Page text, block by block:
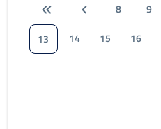
8 9
13
14 15 16